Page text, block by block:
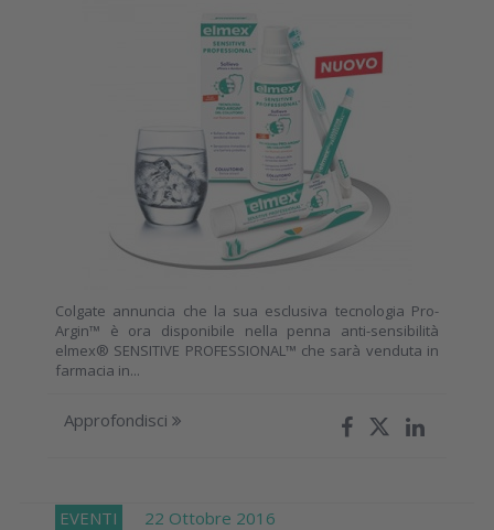
Colgate annuncia che la sua esclusiva tecnologia Pro-
Argin™ è ora disponibile nella penna anti-sensibilità
elmex® SENSITIVE PROFESSIONAL™ che sarà venduta in
farmacia in...
Approfondisci
EVENTI 22 Ottobre 2016